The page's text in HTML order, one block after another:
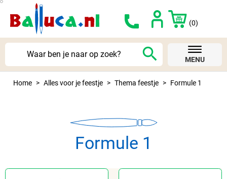
(0)
search MENU
Home Alles voor je feestje Thema feestje Formule 1
Formule 1